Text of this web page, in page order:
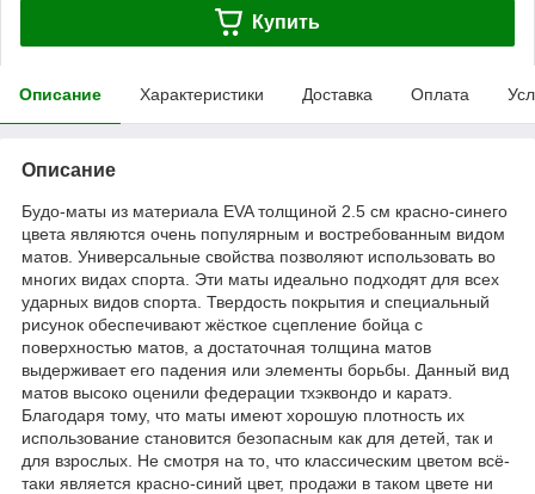
Купить
Описание Характеристики Доставка Оплата
Описание
Будо-маты из материала EVA толщиной 2.5 см красно-синего
цвета являются очень популярным и востребованным видом
матов. Универсальные свойства позволяют использовать во
многих видах спорта. Эти маты идеально подходят для всех
ударных видов спорта. Твердость покрытия и специальный
рисунок обеспечивают жёсткое сцепление бойца с
поверхностью матов, а достаточная толщина матов
выдерживает его падения или элементы борьбы. Данный вид
матов высоко оценили федерации тхэквондо и каратэ.
Благодаря тому, что маты имеют хорошую плотность их
использование становится безопасным как для детей, так и
для взрослых. Не смотря на то, что классическим цветом всё-
таки является красно-синий цвет, продажи в таком цвете ни